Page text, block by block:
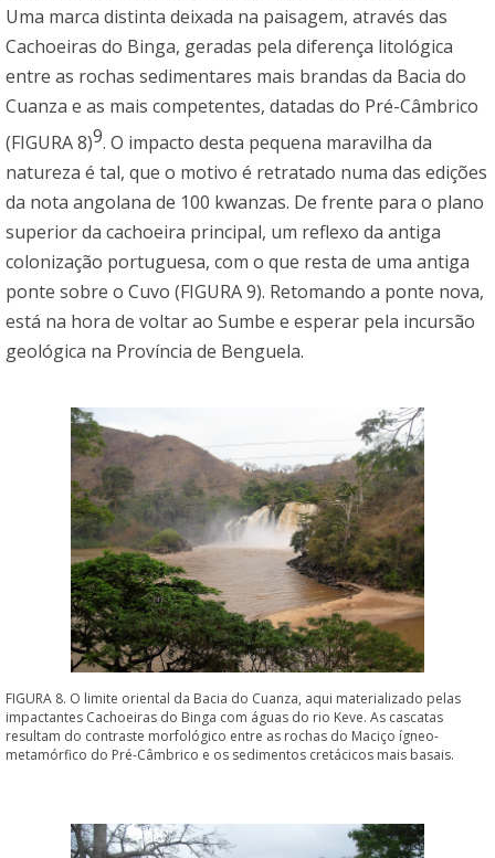
Uma marca distinta deixada na paisagem, através das
Cachoeiras do Binga, geradas pela diferença litológica
entre as rochas sedimentares mais brandas da Bacia do
Cuanza e as mais competentes, datadas do Pré-Câmbrico
(FIGURA 8)9. O impacto desta pequena maravilha da
natureza é tal, que o motivo é retratado numa das edições
da nota angolana de 100 kwanzas. De frente para o plano
superior da cachoeira principal, um reflexo da antiga
colonização portuguesa, com o que resta de uma antiga
ponte sobre o Cuvo (FIGURA 9). Retomando a ponte nova,
está na hora de voltar ao Sumbe e esperar pela incursão
geológica na Província de Benguela.
FIGURA 8. O limite oriental da Bacia do Cuanza, aqui materializado pelas
impactantes Cachoeiras do Binga com águas do rio Keve. As cascatas
resultam do contraste morfológico entre as rochas do Maciço ígneo-
metamórfico do Pré-Câmbrico e os sedimentos cretácicos mais basais.